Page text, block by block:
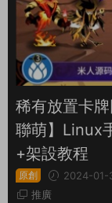
稀有放置卡
聯萌】Linux
+架設教程
原創 2024-01-
推廣